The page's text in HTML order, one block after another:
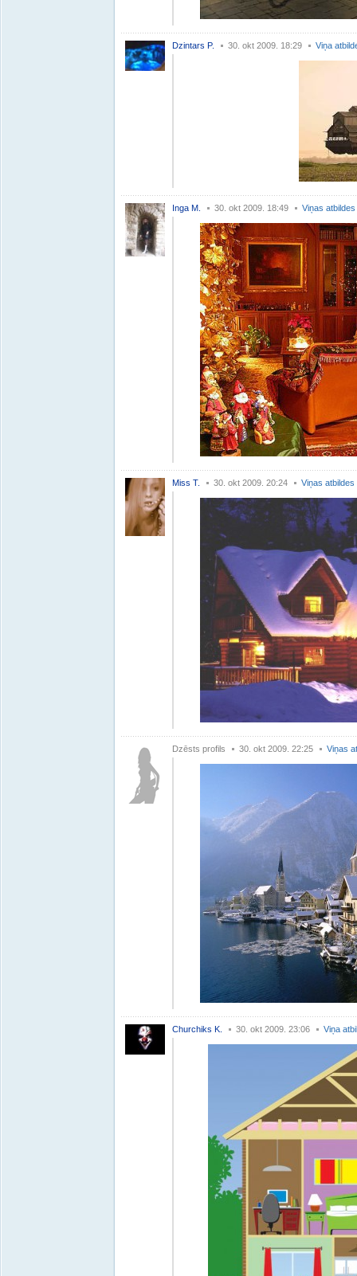
Dzintars P. 30. okt 2009. 18:29 Viņa
Inga M. 30. okt 2009. 18:49 Viņas atbildes
Miss T. 30. okt 2009. 20:24 Viņas atbildes
Dzēsts profils 30. okt 2009. 22:25 Viņas
Churchiks K. 30. okt 2009. 23:06 Viņa